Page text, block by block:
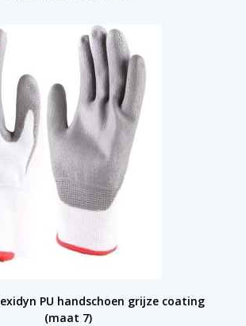
PU handschoen grijze coating
(maat 7)